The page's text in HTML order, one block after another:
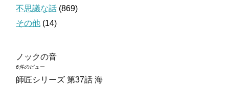
不思議な話 (869)
その他 (14)
ノックの音
6件のビュー
師匠シリーズ 第37話 海